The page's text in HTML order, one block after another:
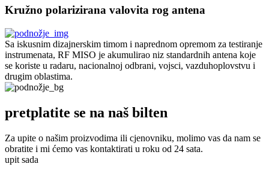
Kružno polarizirana valovita rog antena
Sa iskusnim dizajnerskim timom i naprednom opremom za testiranje
instrumenata, RF MISO je akumulirao niz standardnih antena koje
se koriste u radaru, nacionalnoj odbrani, vojsci, vazduhoplovstvu i
drugim oblastima.
pretplatite se na naš bilten
Za upite o našim proizvodima ili cjenovniku, molimo vas da nam se
obratite i mi ćemo vas kontaktirati u roku od 24 sata.
upit sada